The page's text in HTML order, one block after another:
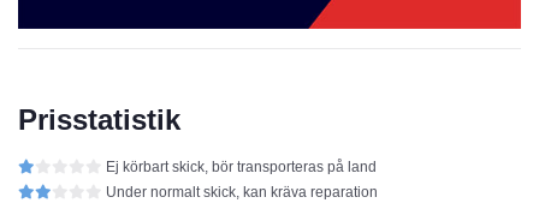
Prisstatistik
Ej körbart skick, bör transporteras på land
Under normalt skick, kan kräva reparation